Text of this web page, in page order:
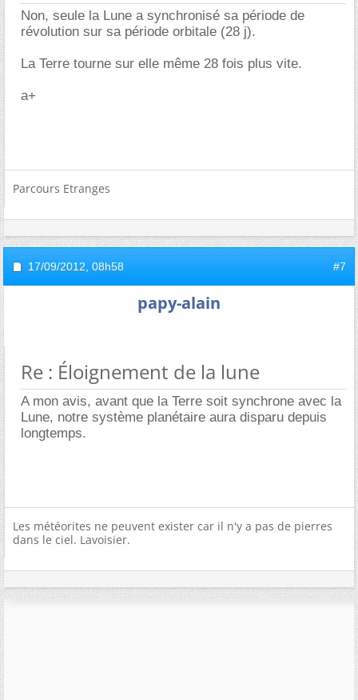
Non, seule la Lune a synchronisé sa période de
révolution sur sa période orbitale (28 j).
La Terre tourne sur elle même 28 fois plus vite.
a+
Parcours Etranges
17/09/2012, 08h58 #7
papy-alain
Re : Éloignement de la lune
A mon avis, avant que la Terre soit synchrone avec la
Lune, notre système planétaire aura disparu depuis
longtemps.
Les météorites ne peuvent exister car il n'y a pas de pierres
dans le ciel. Lavoisier.